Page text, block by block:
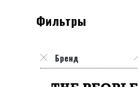
Фильтры
Бренд